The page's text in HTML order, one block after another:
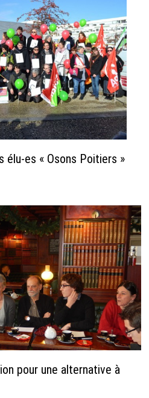
élu-es « Osons Poitiers »
pour une alternative à